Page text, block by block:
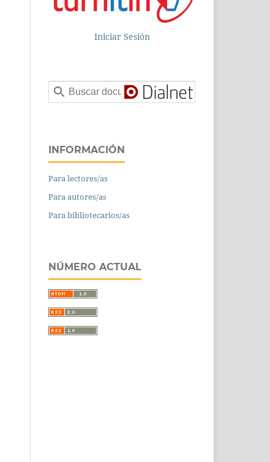
Iniciar Sesión
INFORMACIÓN
Para lectores/as
Para autores/as
Para bibliotecarios/as
NÚMERO ACTUAL